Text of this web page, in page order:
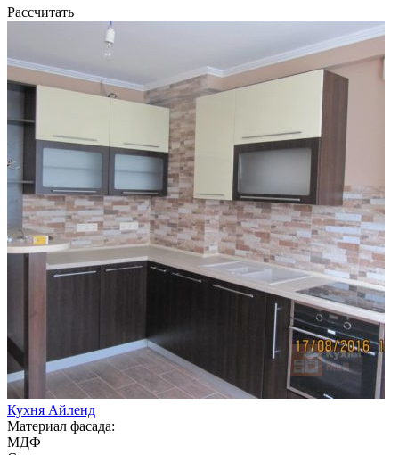
Рассчитать
Кухня Айленд
Материал фасада:
МДФ